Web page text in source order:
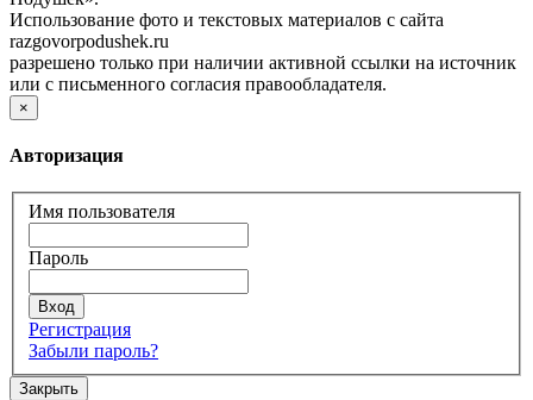
Использование фото и текстовых материалов с сайта
razgovorpodushek.ru
разрешено только при наличии активной ссылки на источник
или с письменного согласия правообладателя.
×
Авторизация
Имя пользователя
Пароль
Регистрация
Забыли пароль?
Закрыть